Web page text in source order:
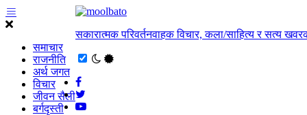
समाचार
राजनीति
अर्थ जगत
विचार
जीवन सैली
बर्गदृस्ती
सकारात्मक परिवर्तनवाहक विचार, कला/साहित्य र सत्य